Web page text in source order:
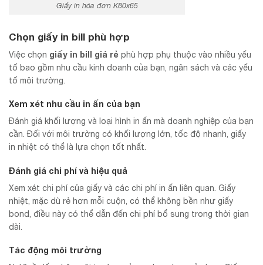
Giấy in hóa đơn K80x65
Chọn giấy in bill phù hợp
Việc chọn giấy in bill giá rẻ phù hợp phụ thuộc vào nhiều yếu
tố bao gồm nhu cầu kinh doanh của bạn, ngân sách và các yếu
tố môi trường.
Xem xét nhu cầu in ấn của bạn
Đánh giá khối lượng và loại hình in ấn mà doanh nghiệp của bạn
cần. Đối với môi trường có khối lượng lớn, tốc độ nhanh, giấy
in nhiệt có thể là lựa chọn tốt nhất.
Đánh giá chi phí và hiệu quả
Xem xét chi phí của giấy và các chi phí in ấn liên quan. Giấy
nhiệt, mặc dù rẻ hơn mỗi cuộn, có thể không bền như giấy
bond, điều này có thể dẫn đến chi phí bổ sung trong thời gian
dài.
Tác động môi trường